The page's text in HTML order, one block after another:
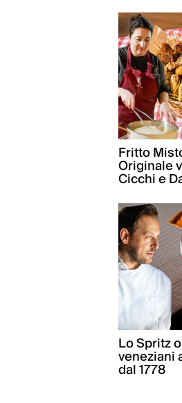
Fritto
Originale
Cicchi e
Lo Spritz
veneziani
dal 1778